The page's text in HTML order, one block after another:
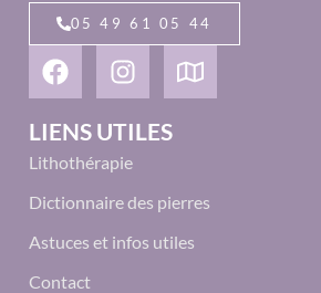
05 49 61 05 44
LIENS UTILES
Lithothérapie
Dictionnaire des pierres
Astuces et infos utiles
Contact